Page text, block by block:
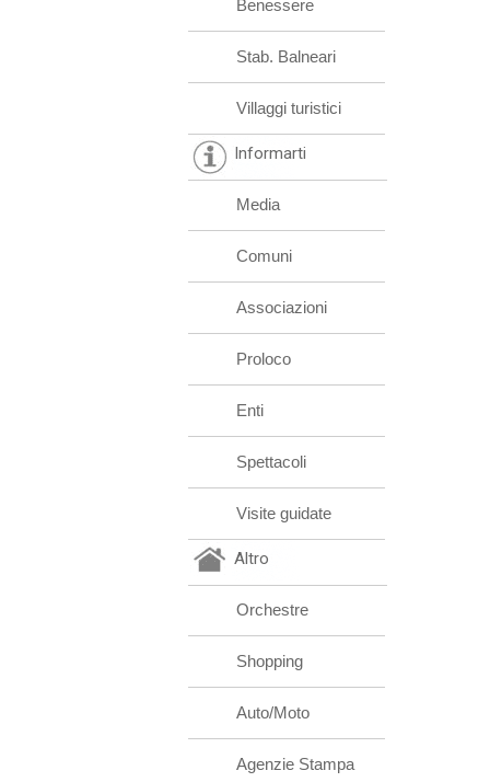
Benessere
Stab. Balneari
Villaggi turistici
Informarti
Media
Comuni
Associazioni
Proloco
Enti
Spettacoli
Visite guidate
Altro
Orchestre
Shopping
Auto/Moto
Agenzie Stampa